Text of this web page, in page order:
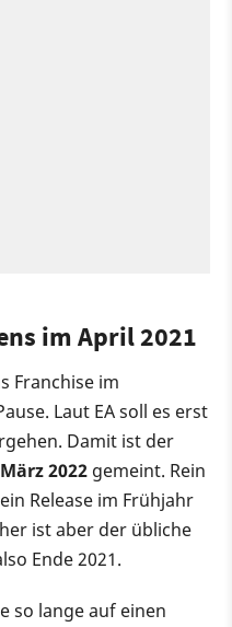
im April 2021
Franchise im
Laut EA soll es erst
Damit ist der
2022 gemeint. Rein
Release im Frühjahr
ist aber der übliche
Ende 2021.
so lange auf einen